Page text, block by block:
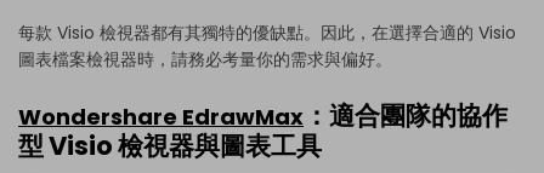
每款 Visio 檢視器都有其獨特的優缺點。因此，在選擇合適的 Visio
圖表檔案檢視器時，請務必考量你的需求與偏好。
Wondershare EdrawMax ：適合團隊的協作
型 Visio 檢視器與圖表工具